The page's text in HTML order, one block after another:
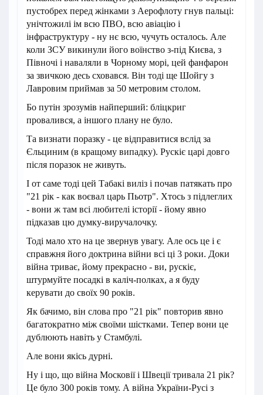
пустобрех перед жінками з Аерофлоту гнув пальці:
унічтожилі ім всю ПВО, всю авіацію і
інфраструктуру - ну нє всю, чучуть осталось. Але
коли ЗСУ викинули його воїнство з-під Києва, з
Півночі і наваляли в Чорному морі, цей фанфарон
за звичкою десь сховався. Він тоді ще Шойгу з
Лавровим приймав за 50 метровим столом.
Бо путін зрозумів найперший: бліцкриг
провалився, а іншого плану не було.
Та визнати поразку - це відправитися вслід за
Єльциним (в кращому випадку). Рускіє царі довго
після поразок не живуть.
І от саме тоді цей Табакі виліз і почав патякать про
"21 рік - как воєвал царь Пьотр". Хтось з підлеглих
- вони ж там всі любителі історії - йому явно
підказав цю думку-виручалочку.
Тоді мало хто на це звернув увагу. Але ось це і є
справжня його доктрина війни всі ці 3 роки. Доки
війна триває, йому прекрасно - ви, рускіє,
штурмуйте посадкі в каліч-полках, а я буду
керувати до своїх 90 років.
Як бачимо, він слова про "21 рік" повторив явно
багатократно між своїми шістками. Тепер вони це
дублюють навіть у Стамбулі.
Але вони якісь дурні.
Ну і що, що війна Московії і Швеції тривала 21 рік?
Це було 300 років тому. А війна України-Русі з